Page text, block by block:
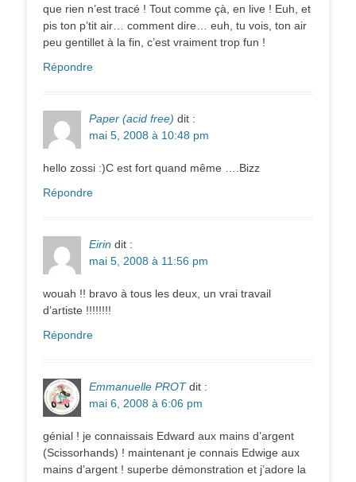
que rien n’est tracé ! Tout comme çà, en live ! Euh, et
pis ton p’tit air… comment dire… euh, tu vois, ton air
peu gentillet à la fin, c’est vraiment trop fun !
Répondre
Paper (acid free) dit :
mai 5, 2008 à 10:48 pm
hello zossi :)C est fort quand même ….Bizz
Répondre
Eirin dit :
mai 5, 2008 à 11:56 pm
wouah !! bravo à tous les deux, un vrai travail
d’artiste !!!!!!!!
Répondre
Emmanuelle PROT dit :
mai 6, 2008 à 6:06 pm
génial ! je connaissais Edward aux mains d’argent
(Scissorhands) ! maintenant je connais Edwige aux
mains d’argent ! superbe démonstration et j’adore la